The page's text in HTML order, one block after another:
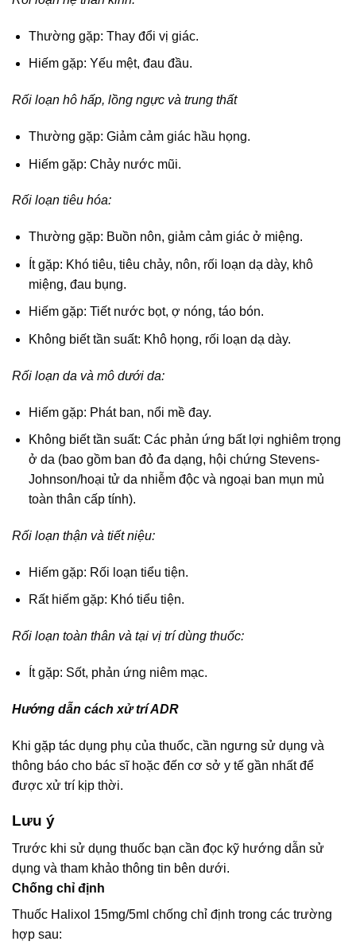
Thường gặp: Thay đổi vị giác.
Hiếm gặp: Yếu mệt, đau đầu.
Rối loạn hô hấp, lồng ngực và trung thất
Thường gặp: Giảm cảm giác hầu họng.
Hiếm gặp: Chảy nước mũi.
Rối loạn tiêu hóa:
Thường gặp: Buồn nôn, giảm cảm giác ở miệng.
Ít gặp: Khó tiêu, tiêu chảy, nôn, rối loạn dạ dày, khô
miệng, đau bụng.
Hiếm gặp: Tiết nước bọt, ợ nóng, táo bón.
Không biết tần suất: Khô họng, rối loạn dạ dày.
Rối loạn da và mô dưới da:
Hiếm gặp: Phát ban, nổi mề đay.
Không biết tần suất: Các phản ứng bất lợi nghiêm trọng
ở da (bao gồm ban đỏ đa dạng, hội chứng Stevens-
Johnson/hoại tử da nhiễm độc và ngoại ban mụn mủ
toàn thân cấp tính).
Rối loạn thận và tiết niệu:
Hiếm gặp: Rối loạn tiểu tiện.
Rất hiếm gặp: Khó tiểu tiện.
Rối loạn toàn thân và tại vị trí dùng thuốc:
Ít gặp: Sốt, phản ứng niêm mạc.
Hướng dẫn cách xử trí ADR
Khi gặp tác dụng phụ của thuốc, cần ngưng sử dụng và
thông báo cho bác sĩ hoặc đến cơ sở y tế gần nhất để
được xử trí kịp thời.
Lưu ý
Trước khi sử dụng thuốc bạn cần đọc kỹ hướng dẫn sử
dụng và tham khảo thông tin bên dưới.
Chống chỉ định
Thuốc Halixol 15mg/5ml chống chỉ định trong các trường
hợp sau: